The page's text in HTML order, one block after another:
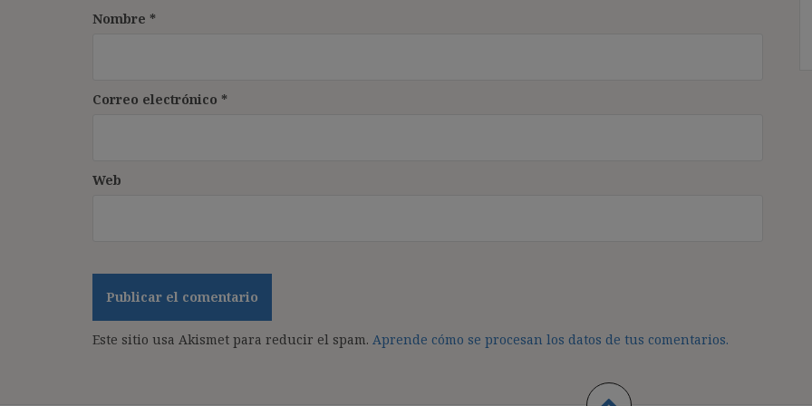
Nombre *
Correo electrónico *
Web
Este sitio usa Akismet para reducir el spam. Aprende cómo se procesan los datos de tus comentarios.